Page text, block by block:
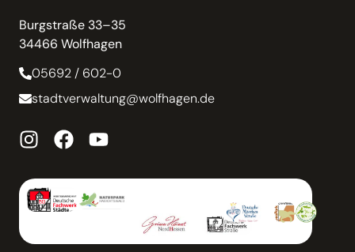
Burgstraße 33–35
34466 Wolfhagen
05692 / 602-0
stadtverwaltung@wolfhagen.de